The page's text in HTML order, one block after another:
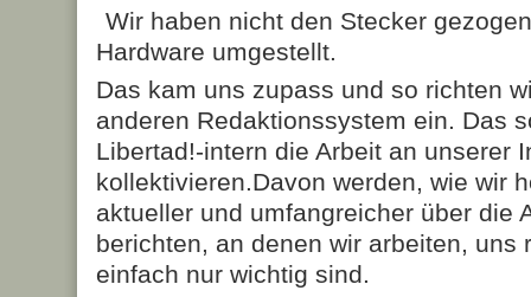
Wir haben nicht den Stecker
Hardware umgestellt.
Das kam uns zupass und so richten
anderen Redaktionssystem ein. Das
Libertad!-intern die Arbeit an unserer
kollektivieren.Davon werden, wie wir
aktueller und umfangreicher über die
berichten, an denen wir arbeiten, uns
einfach nur wichtig sind.